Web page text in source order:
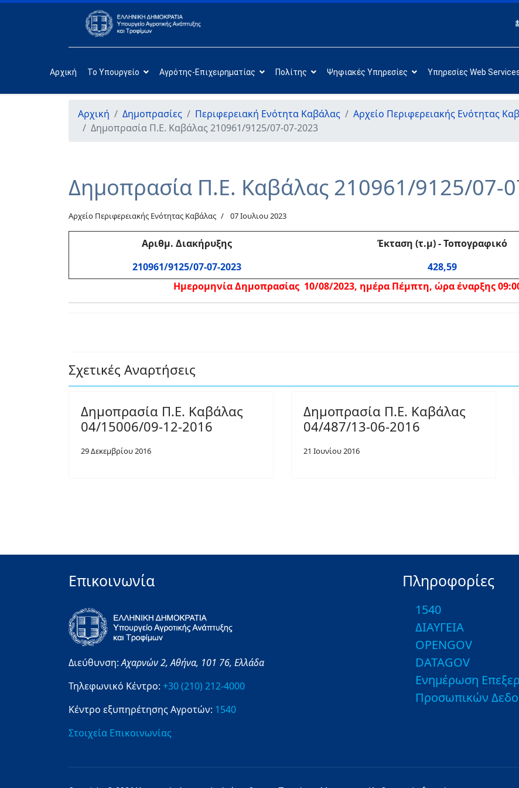
Αρχική Το Υπουργείο Αγρότης-Επιχειρηματίας Πολίτης Ψηφιακές Υπηρεσίες Υπηρεσίες Web
Αρχική Δημοπρασίες Περιφερειακή Ενότητα Καβάλας
Αρχείο Περιφερειακής Ενότητας
Δημοπρασία Π.Ε. Καβάλας 210961/9125/07-07-2023
Δημοπρασία Π.Ε. Καβάλας 210961/9125/07-
Αρχείο Περιφερειακής Ενότητας Καβάλας 07 Ιουλιου 2023
Αριθμ. Διακήρυξης Έκταση (τ.μ)-Τοπογραφικό
210961/9125/07-07-2023
428,59
Ημερομηνία Δημοπρασίας 10/08/2023, ημέρα Πέμπτη, ώρα έναρξης
Σχετικές Αναρτήσεις
Δημοπρασία Π.Ε. Καβάλας
04/15006/09-12-2016
29 Δεκεμβρίου 2016
Δημοπρασία Π.Ε. Καβάλας
04/487/13-06-2016
21 Ιουνίου 2016
Επικοινωνία
Διεύθυνση:Αχαρνών 2,Αθήνα, 101 76, Ελλάδα
Τηλεφωνικό Κέντρο: +30 (210) 212-4000
Κέντρο εξυπηρέτησης Αγροτών: 1540
Στοιχεία Επικοινωνίας
Πληροφορίες
1540
ΔΙΑΥΓΕΙΑ
OPENGOV
DATAGOV
Ενημέρωση
Προσωπικών